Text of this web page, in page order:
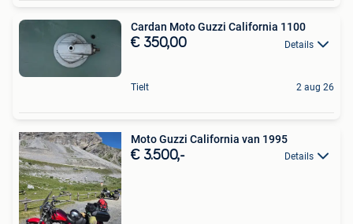
Cardan Moto Guzzi California 1100
€ 350,00 Details
Tielt 2 aug 26
Moto Guzzi California van 1995
€ 3.500,- Details